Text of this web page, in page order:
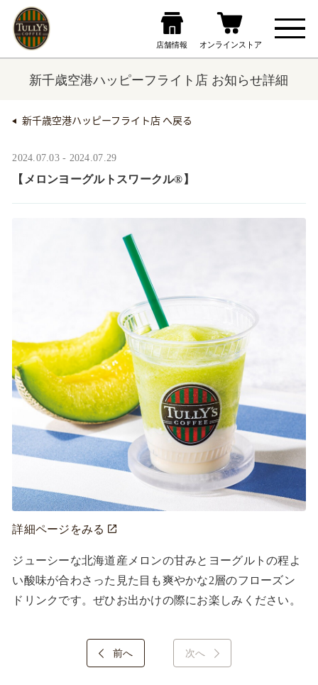
新千歳空港ハッピーフライト店 お知らせ詳細
新千歳空港ハッピーフライト店 へ戻る
2024.07.03 - 2024.07.29
【メロンヨーグルトスワークル®】
詳細ページをみる
ジューシーな北海道産メロンの甘みとヨーグルトの程よ
い酸味が合わさった見た目も爽やかな2層のフローズン
ドリンクです。ぜひお出かけの際にお楽しみください。
前へ 次へ